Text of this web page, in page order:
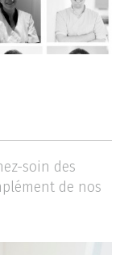
soin des
de nos